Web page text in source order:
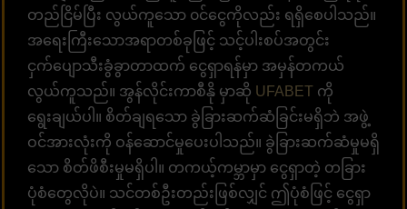
တည်ငြိမ်ပြီး လွယ်ကူသော ၀င်ငွေကိုလည်း ရရှိစေပါသည်။
အရေးကြီးသောအရာတစ်ခုဖြင့် သင့်ပါးစပ်အတွင်း
ငှက်ပျောသီးခွံခွာတာထက် ငွေရှာရန်မှာ အမှန်တကယ်
လွယ်ကူသည်။ အွန်လိုင်းကာစီနို မှာဆို UFABET ကို
ရွေးချယ်ပါ။ စိတ်ချရသော ခွဲခြားဆက်ဆံခြင်းမရှိဘဲ အဖွဲ့
ဝင်အားလုံးကို ဝန်ဆောင်မှုပေးပါသည်။ ခွဲခြားဆက်ဆံမှုမရှိ
သော စိတ်ဖိစီးမှုမရှိပါ။ တကယ့်ကမ္ဘာမှာ ငွေရှာတဲ့ တခြား
ပုံစံတွေလိုပဲ။ သင်တစ်ဦးတည်းဖြစ်လျှင် ဤပုံစံဖြင့် ငွေရှာ